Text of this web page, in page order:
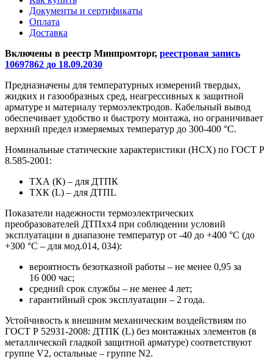
Документы и сертификаты
Оплата
Доставка
Включены в реестр Минпромторг, реестровая запись
10697862 до 18.09.2030
Предназначены для температурных измерений твердых,
жидких и газообразных сред, неагрессивных к защитной
арматуре и материалу термоэлектродов. Кабельный вывод
обеспечивает удобство и быстроту монтажа, но ограничивает
верхний предел измеряемых температур до 300-400 °С.
Номинальные статические характеристики (НСХ) по ГОСТ Р
8.585-2001:
ТХА (К) – для ДТПК
ТХК (L) – для ДТПL
Показатели надежности термоэлектрических
преобразователей ДТПхх4 при соблюдении условий
эксплуатации в диапазоне температур от -40 до +400 °С (до
+300 °С – для мод.014, 034):
вероятность безотказной работы – не менее 0,95 за
16 000 час;
средний срок службы – не менее 4 лет;
гарантийный срок эксплуатации – 2 года.
Устойчивость к внешним механическим воздействиям по
ГОСТ Р 52931-2008: ДТПК (L) без монтажных элементов (в
металлической гладкой защитной арматуре) соответствуют
группе V2, остальные – группе N2.